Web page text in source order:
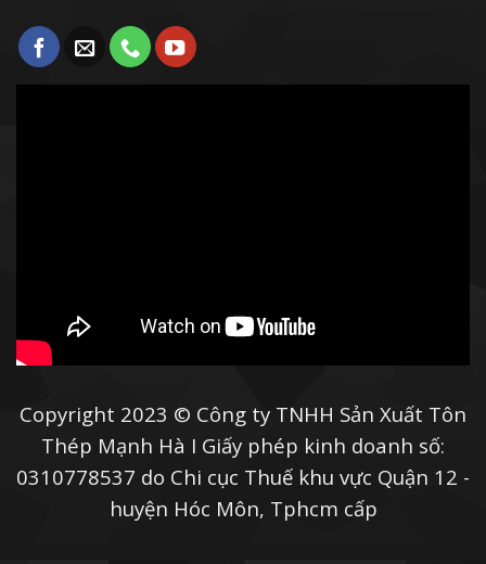
Copyright 2023 © Công ty TNHH Sản Xuất Tôn
Thép Mạnh Hà I Giấy phép kinh doanh số:
0310778537 do Chi cục Thuế khu vực Quận 12 -
huyện Hóc Môn, Tphcm cấp